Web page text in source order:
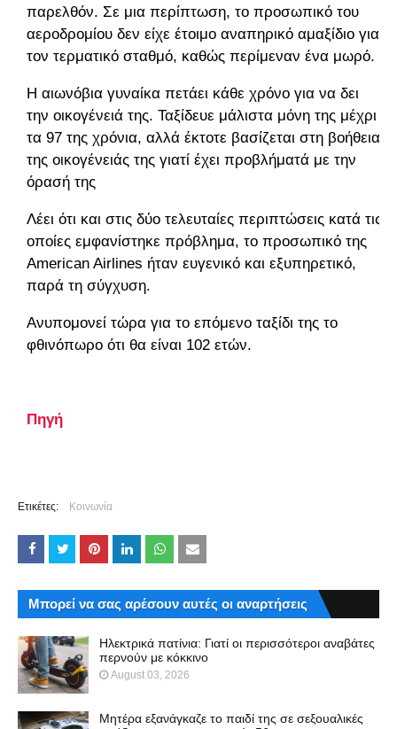
παρελθόν. Σε μια περίπτωση, το προσωπικό του
αεροδρομίου δεν είχε έτοιμο αναπηρικό αμαξίδιο για
τον τερματικό σταθμό, καθώς περίμεναν ένα μωρό.
Η αιωνόβια γυναίκα πετάει κάθε χρόνο για να δει
την οικογένειά της. Ταξίδευε μάλιστα μόνη της μέχρι
τα 97 της χρόνια, αλλά έκτοτε βασίζεται στη βοήθεια
της οικογένειάς της γιατί έχει προβλήματά με την
όρασή της
Λέει ότι και στις δύο τελευταίες περιπτώσεις κατά τις
οποίες εμφανίστηκε πρόβλημα, το προσωπικό της
American Airlines ήταν ευγενικό και εξυπηρετικό,
παρά τη σύγχυση.
Ανυπομονεί τώρα για το επόμενο ταξίδι της το
φθινόπωρο ότι θα είναι 102 ετών.
Πηγή
Ετικέτες: Κοινωνία
Μπορεί να σας αρέσουν αυτές οι αναρτήσεις
Ηλεκτρικά πατίνια: Γιατί οι περισσότεροι αναβάτες
περνούν με κόκκινο
August 03, 2026
Μητέρα εξανάγκαζε το παιδί της σε σεξουαλικές